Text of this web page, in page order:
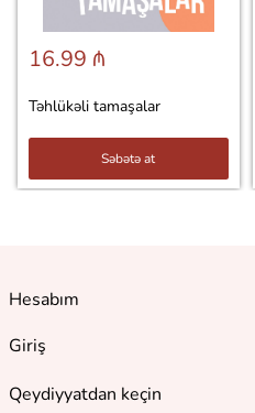
16.99 ₼
Təhlükəli tamaşalar
Səbətə at
Hesabım
Giriş
Qeydiyyatdan keçin